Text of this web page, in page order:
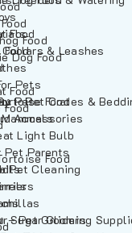
Food
Dog Food
Food
Food
Food
Food
& Leashes
Pets
– Pet Crates &
Accessories
Light Bulb
Pet Parents
Pet Cleaning
Pet Grooming
Pet
Sugar Gliders